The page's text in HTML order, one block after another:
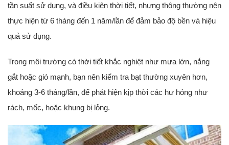
tần suất sử dụng, và điều kiện thời tiết, nhưng thông thường nên
thực hiện từ 6 tháng đến 1 năm/lần để đảm bảo độ bền và hiệu
quả sử dụng.
Trong môi trường có thời tiết khắc nghiệt như mưa lớn, nắng
gắt hoặc gió mạnh, bạn nên kiểm tra bạt thường xuyên hơn,
khoảng 3-6 tháng/lần, để phát hiện kịp thời các hư hỏng như
rách, mốc, hoặc khung bị lỏng.